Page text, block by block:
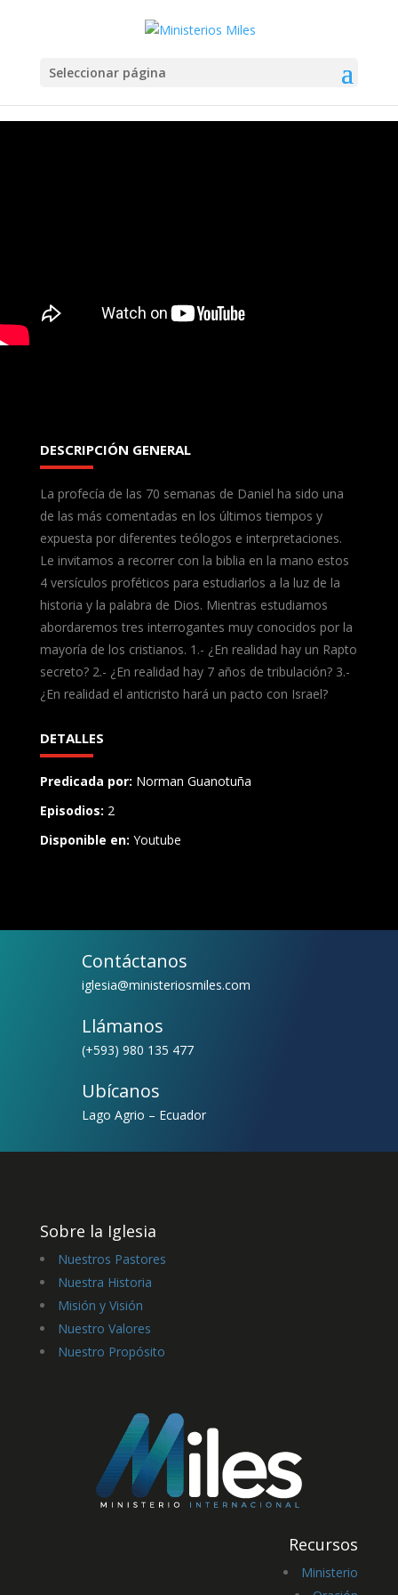
Seleccionar página
DESCRIPCIÓN GENERAL
La profecía de las 70 semanas de Daniel ha sido una
de las más comentadas en los últimos tiempos y
expuesta por diferentes teólogos e interpretaciones.
Le invitamos a recorrer con la biblia en la mano estos
4 versículos proféticos para estudiarlos a la luz de la
historia y la palabra de Dios. Mientras estudiamos
abordaremos tres interrogantes muy conocidos por la
mayoría de los cristianos. 1.- ¿En realidad hay un Rapto
secreto? 2.- ¿En realidad hay 7 años de tribulación? 3.-
¿En realidad el anticristo hará un pacto con Israel?
DETALLES
Predicada por: Norman Guanotuña
Episodios: 2
Disponible en: Youtube
Contáctanos
iglesia@ministeriosmiles.com
Llámanos
(+593) 980 135 477
Ubícanos
Lago Agrio – Ecuador
Sobre la Iglesia
Nuestros Pastores
Nuestra Historia
Misión y Visión
Nuestro Valores
Nuestro Propósito
Recursos
Ministerio